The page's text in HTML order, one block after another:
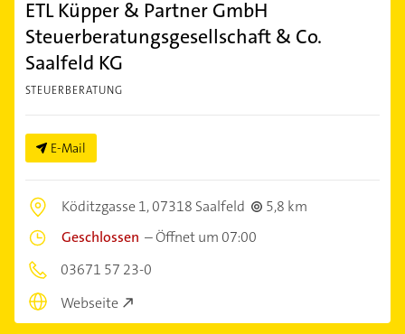
ETL Küpper & Partner GmbH
Steuerberatungsgesellschaft & Co.
Saalfeld KG
STEUERBERATUNG
E-Mail
Köditzgasse 1,07318 Saalfeld
5,8 km
Geschlossen –Öffnet um 07:00
03671 57 23-0
Webseite